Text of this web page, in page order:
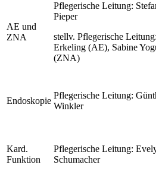
AE und
ZNA
Pflegerische Leitung:
Pieper
stellv. Pflegerische
Erkeling (AE), Sabine
(ZNA)
Endoskopie
Pflegerische Leitung:
Winkler
Kard.
Funktion
Pflegerische Leitung:
Schumacher